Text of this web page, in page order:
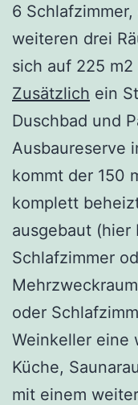
6
weiteren drei
sich auf 225 m2
Zusätzlich ein
Duschbad und
Ausbaureserve
kommt der 150
komplett
ausgebaut
Schlafzimmer
oder
Weinkeller eine
Küche,
mit einem